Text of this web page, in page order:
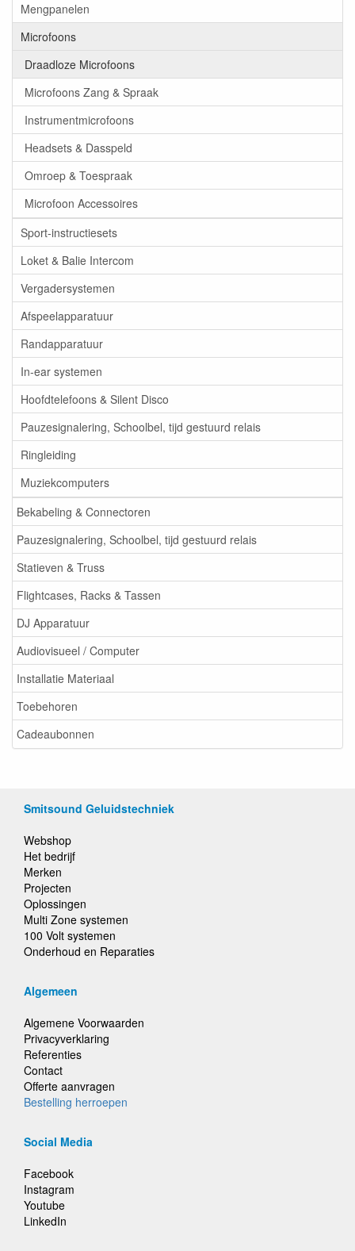
Mengpanelen
Microfoons
Draadloze Microfoons
Microfoons Zang & Spraak
Instrumentmicrofoons
Headsets & Dasspeld
Omroep & Toespraak
Microfoon Accessoires
Sport-instructiesets
Loket & Balie Intercom
Vergadersystemen
Afspeelapparatuur
Randapparatuur
In-ear systemen
Hoofdtelefoons & Silent Disco
Pauzesignalering, Schoolbel, tijd gestuurd relais
Ringleiding
Muziekcomputers
Bekabeling & Connectoren
Pauzesignalering, Schoolbel, tijd gestuurd relais
Statieven & Truss
Flightcases, Racks & Tassen
DJ Apparatuur
Audiovisueel / Computer
Installatie Materiaal
Toebehoren
Cadeaubonnen
Smitsound Geluidstechniek
Webshop
Het bedrijf
Merken
Projecten
Oplossingen
Multi Zone systemen
100 Volt systemen
Onderhoud en Reparaties
Algemeen
Algemene Voorwaarden
Privacyverklaring
Referenties
Contact
Offerte aanvragen
Bestelling herroepen
Social Media
Facebook
Instagram
Youtube
LinkedIn